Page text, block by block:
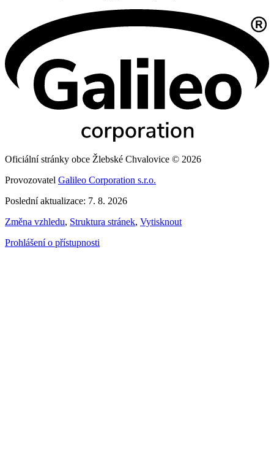
Oficiální stránky obce Žlebské Chvalovice © 2026
Provozovatel Galileo Corporation s.r.o.
Poslední aktualizace: 7. 8. 2026
Změna vzhledu, Struktura stránek, Vytisknout
Prohlášení o přístupnosti